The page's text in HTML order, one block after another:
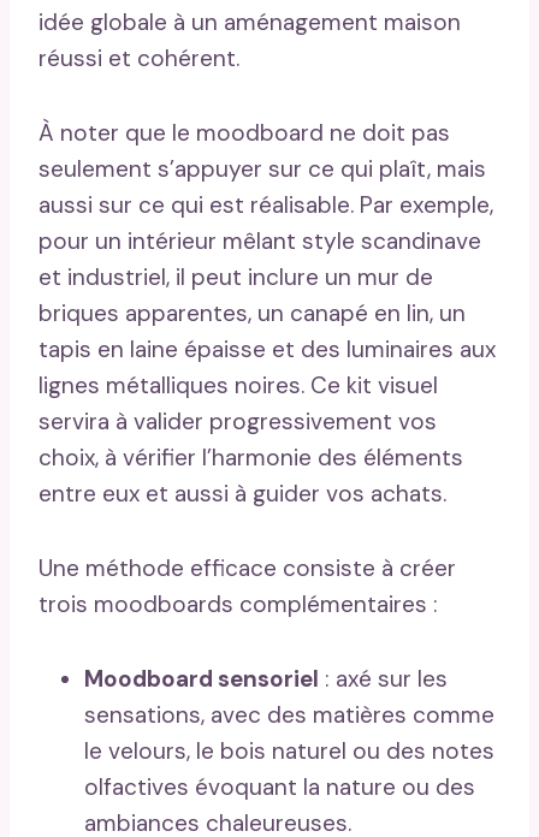
idée globale à un aménagement maison
réussi et cohérent.
À noter que le moodboard ne doit pas
seulement s’appuyer sur ce qui plaît, mais
aussi sur ce qui est réalisable. Par exemple,
pour un intérieur mêlant style scandinave
et industriel, il peut inclure un mur de
briques apparentes, un canapé en lin, un
tapis en laine épaisse et des luminaires aux
lignes métalliques noires. Ce kit visuel
servira à valider progressivement vos
choix, à vérifier l’harmonie des éléments
entre eux et aussi à guider vos achats.
Une méthode efficace consiste à créer
trois moodboards complémentaires :
Moodboard sensoriel : axé sur les
sensations, avec des matières comme
le velours, le bois naturel ou des notes
olfactives évoquant la nature ou des
ambiances chaleureuses.